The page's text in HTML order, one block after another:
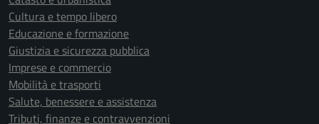
Cultura e tempo libero
Educazione e formazione
Giustizia e sicurezza pubblica
Imprese e commercio
Mobilità e trasporti
Salute, benessere e assistenza
Tributi, finanze e contravvenzioni